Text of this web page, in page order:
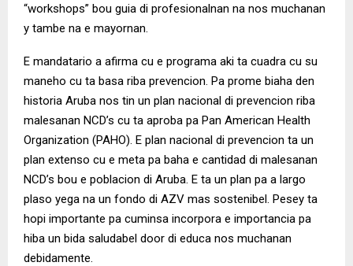
“workshops” bou guia di profesionalnan na nos muchanan
y tambe na e mayornan.
E mandatario a afirma cu e programa aki ta cuadra cu su
maneho cu ta basa riba prevencion. Pa prome biaha den
historia Aruba nos tin un plan nacional di prevencion riba
malesanan NCD’s cu ta aproba pa Pan American Health
Organization (PAHO). E plan nacional di prevencion ta un
plan extenso cu e meta pa baha e cantidad di malesanan
NCD’s bou e poblacion di Aruba. E ta un plan pa a largo
plaso yega na un fondo di AZV mas sostenibel. Pesey ta
hopi importante pa cuminsa incorpora e importancia pa
hiba un bida saludabel door di educa nos muchanan
debidamente.